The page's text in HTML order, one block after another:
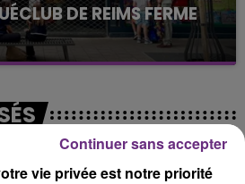
DE REIMS FERME
du centre-ville
13h54
13h54
vie privée est notre priorité
Continuer sans accepter